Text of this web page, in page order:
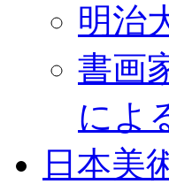
明治
書画
によ
日本美